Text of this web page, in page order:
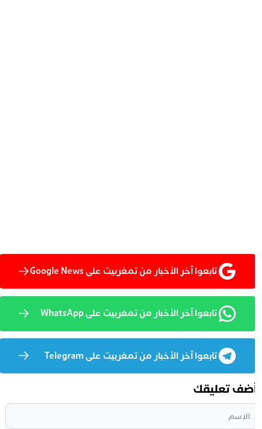
تابعوا آخر الأخبار من تمغربيت على Google News
تابعوا آخر الأخبار من تمغربيت على WhatsApp
تابعوا آخر الأخبار من تمغربيت على Telegram
تعليقك